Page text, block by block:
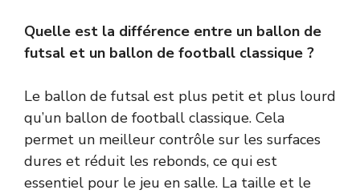
Quelle est la différence entre un ballon de
futsal et un ballon de football classique ?
Le ballon de futsal est plus petit et plus lourd
qu’un ballon de football classique. Cela
permet un meilleur contrôle sur les surfaces
dures et réduit les rebonds, ce qui est
essentiel pour le jeu en salle. La taille et le